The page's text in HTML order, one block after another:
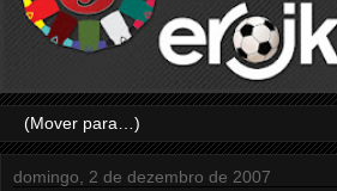
domingo, 2 de dezembro de 2007